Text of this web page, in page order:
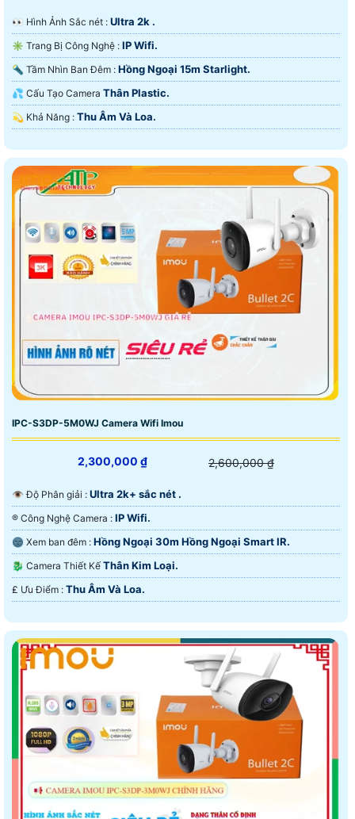
️👀 Hình Ảnh Sắc nét : Ultra 2k .
✳️ Trang Bị Công Nghệ : IP Wifi.
🔦 Tầm Nhìn Ban Đêm : Hồng Ngoại 15m Starlight.
💦 Cấu Tạo Camera Thân Plastic.
️💫 Khả Năng : Thu Âm Và Loa.
IPC-S3DP-5M0WJ Camera Wifi Imou
2,300,000 ₫ 2,600,000 ₫
👁 Độ Phân giải : Ultra 2k+ sắc nét .
®️ Công Nghệ Camera : IP Wifi.
🌚 Xem ban đêm : Hồng Ngoại 30m Hồng Ngoại Smart IR.
🐉️ Camera Thiết Kế Thân Kim Loại.
️₤ Ưu Điểm : Thu Âm Và Loa.